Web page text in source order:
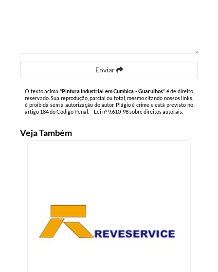
Enviar
O texto acima "Pintura Industrial em Cumbica - Guarulhos" é de direito
reservado. Sua reprodução, parcial ou total, mesmo citando nossos links,
é proibida sem a autorização do autor. Plágio é crime e está previsto no
artigo 184 do Código Penal. – Lei n° 9.610-98 sobre direitos autorais
Veja Também